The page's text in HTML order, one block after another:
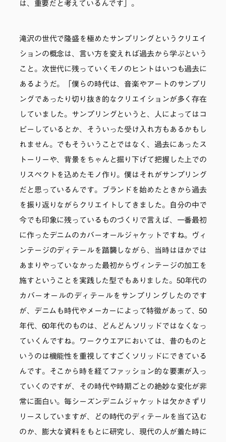
は、重要だと考えているんです」。
滝沢の世代で隆盛を極めたサンプリングというクリエイ
ションの概念は、言い方を変えれば過去から学ぶという
こと。次世代に残っていくモノのヒントはいつも過去に
あるようだ。「僕らの時代は、音楽やアートのサンプリ
ングであったり切り抜き的なクリエイションが多く存在
していました。サンプリングというと、人によってはコ
ピーしているとか、そういった受け入れ方もあるかもし
れません。でもそういうことではなく、過去にあったス
トーリーや、背景をちゃんと掘り下げて把握した上での
リスペクトを込めたモノ作り。僕はそれがサンプリング
だと思っているんです。ブランドを始めたときから過去
を振り返りながらクリエイトしてきました。自分の中で
今でも印象に残っているものづくりで言えば、一番最初
に作ったデニムのカバーオールジャケットですね。ヴィ
ンテージのディテールを踏襲しながら、当時はほかでは
あまりやっていなかった最初からヴィンテージの加工を
施すということを実践した型でもありました。50年代の
カバーオールのディテールをサンプリングしたのです
が、デニムも時代やメーカーによって特徴があって、50
年代、60年代のものは、どんどんソリッドではなくなっ
ていくんですね。ワークウエアにおいては、昔のものと
いうのは機能性を重視してすごくソリッドにできている
んです。そこから時を経てファッション的な要素が入っ
ていくのですが、その時代や時期ごとの絶妙な変化が非
常に面白い。毎シーズンデニムジャケットは欠かさずリ
リースしていますが、どの時代のディテールを当て込む
のか、膨大な資料をもとに研究し、現代の人が着た時に